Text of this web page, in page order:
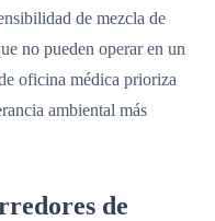
de mezcla de
no pueden operar en un
oficina médica prioriza
ambiental más
de